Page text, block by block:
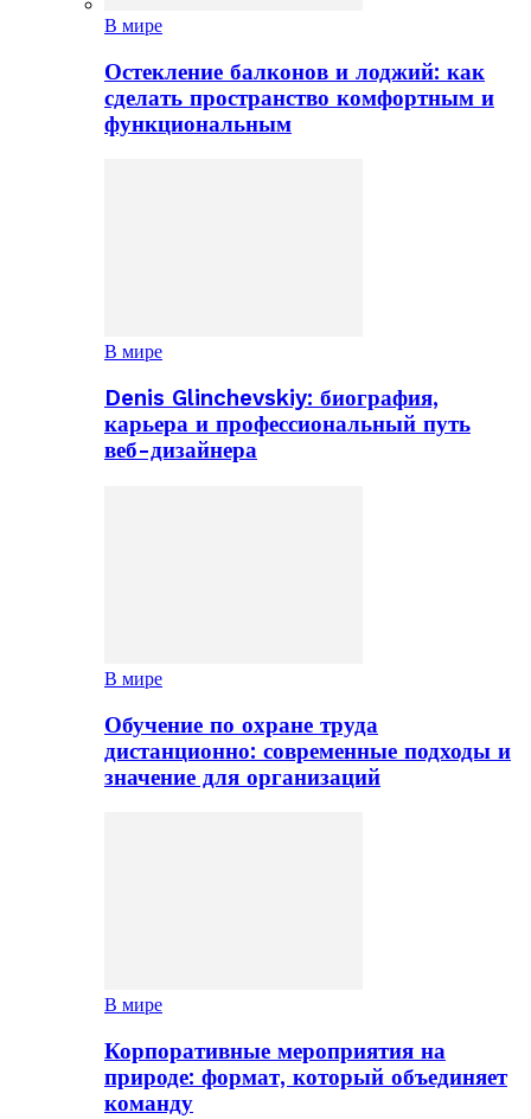
В мире
Остекление балконов и лоджий: как
сделать пространство комфортным и
функциональным
В мире
Denis Glinchevskiy: биография,
карьера и профессиональный путь
веб-дизайнера
В мире
Обучение по охране труда
дистанционно: современные подходы и
значение для организаций
В мире
Корпоративные мероприятия на
природе: формат, который объединяет
команду